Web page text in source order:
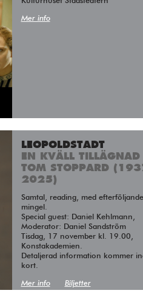
Mer info
LEOPOLDSTADT
EN KVÄLL TILLÄGNAD
TOM STOPPARD
2025)
Samtal, reading, med efterföljande
mingel.
Special guest: Daniel Kehlmann,
Moderator: Daniel Sandström
Tisdag, 17 november kl. 19.00,
Konstakademien.
Detaljerad information kommer
kort.
Mer info Biljetter